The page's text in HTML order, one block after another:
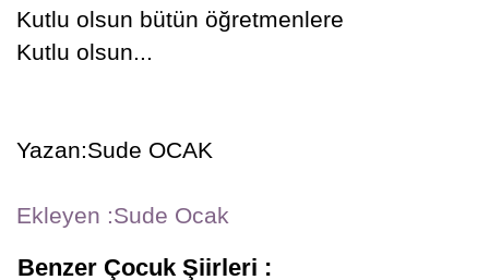
Kutlu olsun bütün öğretmenlere
Kutlu olsun...
Yazan:Sude OCAK
Ekleyen :Sude Ocak
Benzer Çocuk Şiirleri :